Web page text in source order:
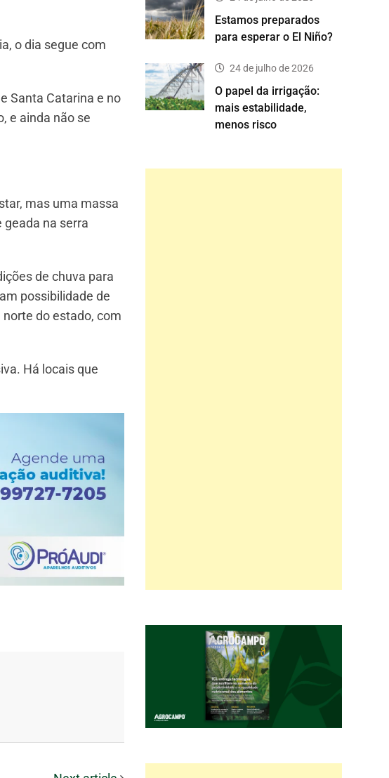
o dia segue com
Santa Catarina e no
e ainda não se
mas uma massa
na serra
de chuva para
possibilidade de
do estado, com
Há locais que
Estamos preparados
para esperar o El Niño?
24 de julho de 2026
O papel da irrigação:
mais estabilidade,
menos risco